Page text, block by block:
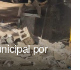
por